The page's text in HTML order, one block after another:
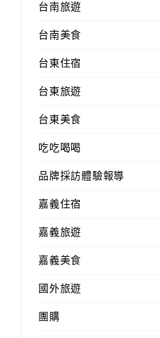
台南旅遊
台南美食
台東住宿
台東旅遊
台東美食
吃吃喝喝
品牌採訪體驗報導
嘉義住宿
嘉義旅遊
嘉義美食
國外旅遊
團購